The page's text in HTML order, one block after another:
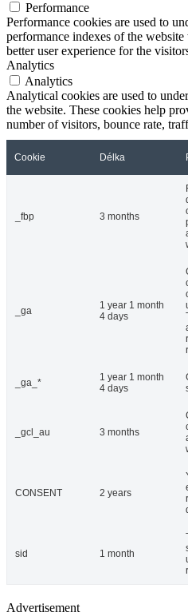
Performance
Performance cookies are used to
performance indexes of the
better user experience for the
Analytics
Analytics
Analytical cookies are used to
the website. These cookies help
number of visitors, bounce rate,
Cookie Délka
_fbp 3 months
_ga
1 year 1 month
4 days
_ga_*
1 year 1 month
4 days
_gcl_au 3 months
CONSENT 2 years
sid 1 month
Advertisement